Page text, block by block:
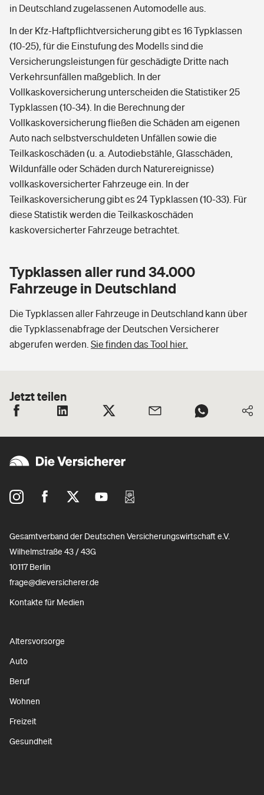
in Deutschland zugelassenen Automodelle aus.
In der Kfz-Haftpflichtversicherung gibt es 16 Typklassen
(10-25), für die Einstufung des Modells sind die
Versicherungsleistungen für geschädigte Dritte nach
Verkehrsunfällen maßgeblich. In der
Vollkaskoversicherung unterscheiden die Statistiker 25
Typklassen (10-34). In die Berechnung der
Vollkaskoversicherung fließen die Schäden am eigenen
Auto nach selbstverschuldeten Unfällen sowie die
Teilkaskoschäden (u. a. Autodiebstähle, Glasschäden,
Wildunfälle oder Schäden durch Naturereignisse)
vollkaskoversicherter Fahrzeuge ein. In der
Teilkaskoversicherung gibt es 24 Typklassen (10-33). Für
diese Statistik werden die Teilkaskoschäden
kaskoversicherter Fahrzeuge betrachtet.
Typklassen aller rund 34.000
Fahrzeuge in Deutschland
Die Typklassen aller Fahrzeuge in Deutschland kann über
die Typklassenabfrage der Deutschen Versicherer
abgerufen werden. Sie finden das Tool hier.
Jetzt teilen
Gesamtverband der Deutschen Versicherungswirtschaft e.V.
Wilhelmstraße 43 / 43G
10117 Berlin
frage@dieversicherer.de
Kontakte für Medien
Altersvorsorge
Auto
Beruf
Wohnen
Freizeit
Gesundheit